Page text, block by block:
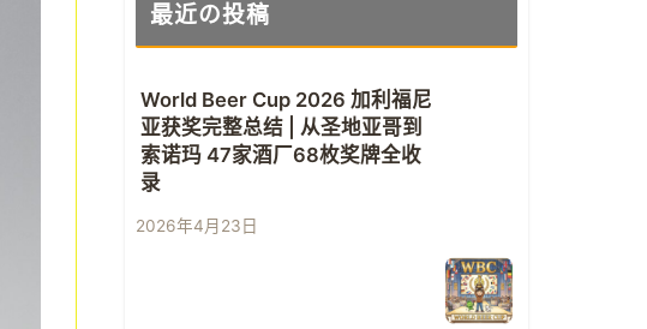
最近の投稿
World Beer Cup 2026 加利福尼
亚获奖完整总结 | 从圣地亚哥到
索诺玛 47家酒厂68枚奖牌全收
录
2026年4月23日